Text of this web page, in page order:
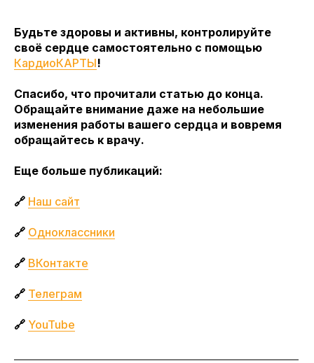
Будьте здоровы и активны, контролируйте
своё сердце самостоятельно с помощью
КардиоКАРТЫ!
Спасибо, что прочитали статью до конца.
Обращайте внимание даже на небольшие
изменения работы вашего сердца и вовремя
обращайтесь к врачу.
Еще больше публикаций:
🔗 Наш сайт
🔗 Одноклассники
🔗 ВКонтакте
🔗 Телеграм
🔗 YouTube